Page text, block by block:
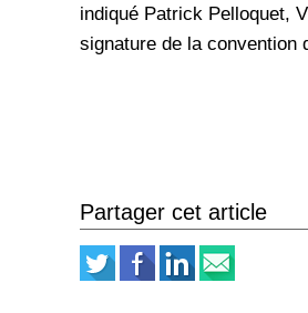
indiqué Patrick Pelloquet,
signature de la convention
Partager cet article